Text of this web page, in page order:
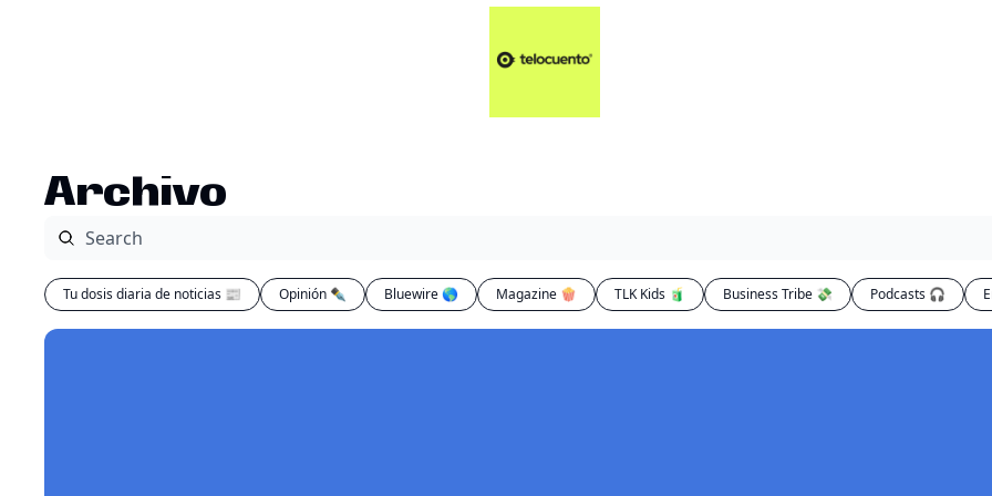
Archivo
Tu dosis diaria de noticias 📰 Opinión ✒️ Bluewire 🌎 Magazine 🍿 TLK Kids 🧃 Business Tribe 💸 Podcasts 🎧